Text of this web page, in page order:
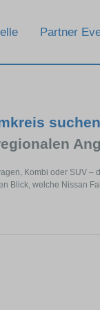
Partner
suchen
Kombi oder SUV –
Blick, welche Nissan